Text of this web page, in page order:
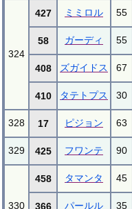
324
427 ミミロル 55
58 ガーディ 55
408 ズガイドス 67
410 タテトプス 30
328 17 ピジョン 63
329 425 フワンテ 90
330
458 タマンタ 45
366 パールル 35